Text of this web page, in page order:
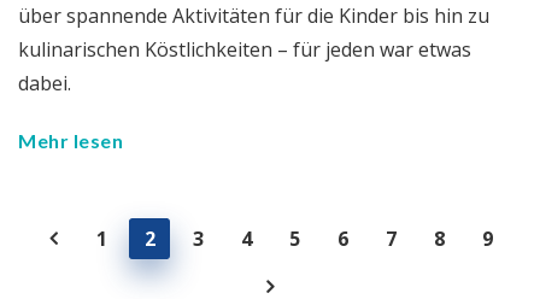
über spannende Aktivitäten für die Kinder bis hin zu
kulinarischen Köstlichkeiten – für jeden war etwas
dabei.
Mehr lesen
1 2 3 4 5 6 7 8 9